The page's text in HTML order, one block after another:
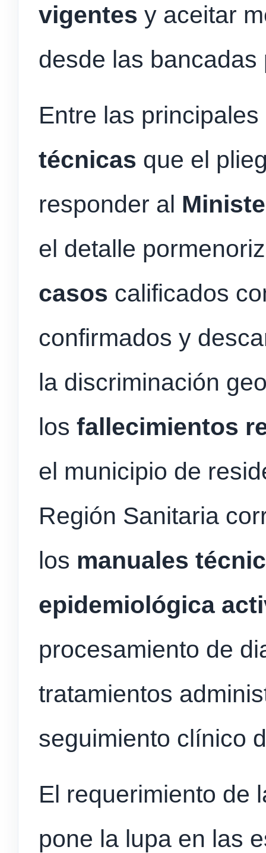
vigentes y aceitar
desde las
Entre las principales
técnicas que el
responder al
el detalle
casos calificados
confirmados y
la discriminación
los fallecimientos
el municipio de
Región Sanitaria
los manuales
epidemiológica
procesamiento de
tratamientos
seguimiento clínico
El requerimiento de
pone la lupa en las